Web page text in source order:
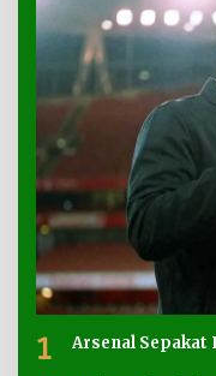
1 Arsenal Sepakat